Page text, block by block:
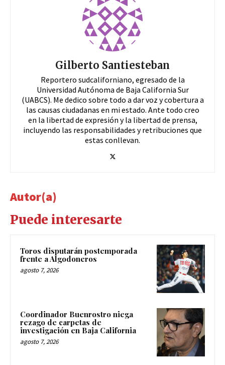
Gilberto Santiesteban
Reportero sudcaliforniano, egresado de la
Universidad Autónoma de Baja California Sur
(UABCS). Me dedico sobre todo a dar voz y cobertura a
las causas ciudadanas en mi estado. Ante todo creo
en la libertad de expresión y la libertad de prensa,
incluyendo las responsabilidades y retribuciones que
estas conllevan.
Autor(a)
Puede interesarte
Toros disputarán postemporada
frente a Algodoneros
agosto 7, 2026
Coordinador Buenrostro niega
rezago de carpetas de
investigación en Baja California
agosto 7, 2026